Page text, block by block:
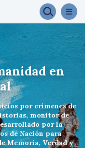
en
por crímenes de
monitor de
por la
de Nación para
Memoria, Verdad y